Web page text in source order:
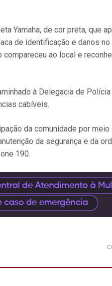
Yamaha, de cor preta, que
de identificação e danos
ao local e
à Delegacia de
cabíveis.
da comunidade por
da segurança e da
190.